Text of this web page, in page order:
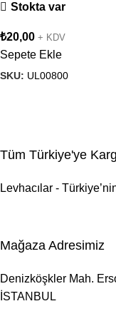
Stokta var
₺20,00 + KDV
Sepete Ekle
SKU: UL00800
Tüm Türkiye'ye
Levhacılar -
Mağaza Adresimiz
Denizköşkler Mah.
İSTANBUL